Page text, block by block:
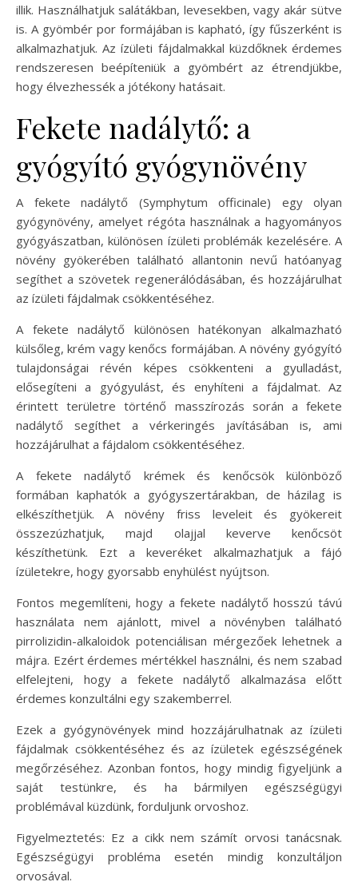
illik. Használhatjuk salátákban, levesekben, vagy akár sütve
is. A gyömbér por formájában is kapható, így fűszerként is
alkalmazhatjuk. Az ízületi fájdalmakkal küzdőknek érdemes
rendszeresen beépíteniük a gyömbért az étrendjükbe,
hogy élvezhessék a jótékony hatásait.
Fekete nadálytő: a
gyógyító gyógynövény
A fekete nadálytő (Symphytum officinale) egy olyan
gyógynövény, amelyet régóta használnak a hagyományos
gyógyászatban, különösen ízületi problémák kezelésére. A
növény gyökerében található allantonin nevű hatóanyag
segíthet a szövetek regenerálódásában, és hozzájárulhat
az ízületi fájdalmak csökkentéséhez.
A fekete nadálytő különösen hatékonyan alkalmazható
külsőleg, krém vagy kenőcs formájában. A növény gyógyító
tulajdonságai révén képes csökkenteni a gyulladást,
elősegíteni a gyógyulást, és enyhíteni a fájdalmat. Az
érintett területre történő masszírozás során a fekete
nadálytő segíthet a vérkeringés javításában is, ami
hozzájárulhat a fájdalom csökkentéséhez.
A fekete nadálytő krémek és kenőcsök különböző
formában kaphatók a gyógyszertárakban, de házilag is
elkészíthetjük. A növény friss leveleit és gyökereit
összezúzhatjuk, majd olajjal keverve kenőcsöt
készíthetünk. Ezt a keveréket alkalmazhatjuk a fájó
ízületekre, hogy gyorsabb enyhülést nyújtson.
Fontos megemlíteni, hogy a fekete nadálytő hosszú távú
használata nem ajánlott, mivel a növényben található
pirrolizidin-alkaloidok potenciálisan mérgezőek lehetnek a
májra. Ezért érdemes mértékkel használni, és nem szabad
elfelejteni, hogy a fekete nadálytő alkalmazása előtt
érdemes konzultálni egy szakemberrel.
Ezek a gyógynövények mind hozzájárulhatnak az ízületi
fájdalmak csökkentéséhez és az ízületek egészségének
megőrzéséhez. Azonban fontos, hogy mindig figyeljünk a
saját testünkre, és ha bármilyen egészségügyi
problémával küzdünk, forduljunk orvoshoz.
Figyelmeztetés: Ez a cikk nem számít orvosi tanácsnak.
Egészségügyi probléma esetén mindig konzultáljon
orvosával.